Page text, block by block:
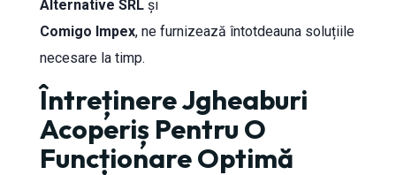
Alternative SRLși
Comigo Impex, ne furnizează întotdeauna soluțiile
necesare la timp.
Întreținere Jgheaburi
Acoperiș Pentru O
Funcționare Optimă